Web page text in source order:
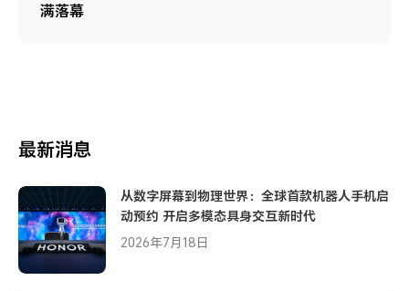
满落幕
最新消息
从数字屏幕到物理世界：全球首款机器人手机启
动预约 开启多模态具身交互新时代
2026年7月18日